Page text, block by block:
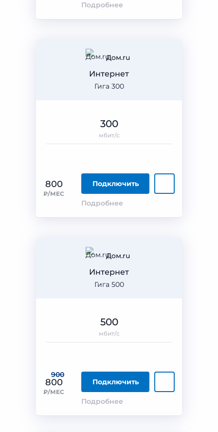
Подробнее
Дом.ru
Гига 300
Интернет
800
₽/МЕС
Подключить
Подробнее
300
мбит/с
Дом.ru
Гига 500
Интернет
900
800
₽/МЕС
Подключить
Подробнее
500
мбит/с